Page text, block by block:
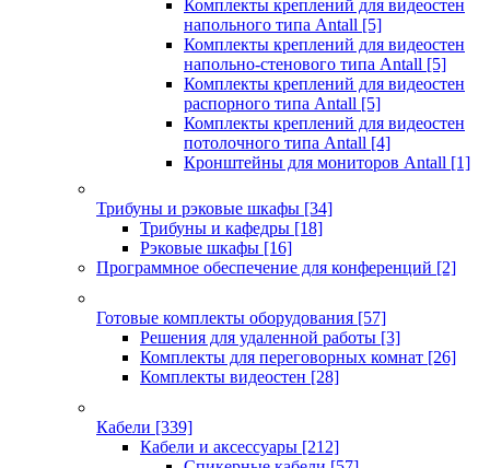
Комплекты креплений для видеостен
напольного типа Antall [5]
Комплекты креплений для видеостен
напольно-стенового типа Antall [5]
Комплекты креплений для видеостен
распорного типа Antall [5]
Комплекты креплений для видеостен
потолочного типа Antall [4]
Кронштейны для мониторов Antall [1]
Трибуны и рэковые шкафы [34]
Трибуны и кафедры [18]
Рэковые шкафы [16]
Программное обеспечение для конференций [2]
Готовые комплекты оборудования [57]
Решения для удаленной работы [3]
Комплекты для переговорных комнат [26]
Комплекты видеостен [28]
Кабели [339]
Кабели и аксессуары [212]